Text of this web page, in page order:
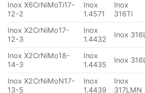
Inox X6CrNiMoTi17-
12-2
Inox
1.4571
Inox
316Ti
Inox X2CrNiMo17-
12-3
Inox
1.4432
Inox 316L
Inox X2CrNiMo18-
14-3
Inox
1.4435
Inox 316L
Inox X2CrNiMoN17-
13-5
Inox
1.4439
Inox
317LMN